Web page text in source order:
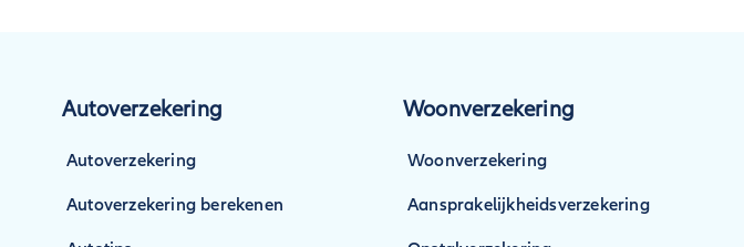
Autoverzekering
Autoverzekering
Autoverzekering berekenen
Woonverzekering
Woonverzekering
Aansprakelijkheidsverzekering